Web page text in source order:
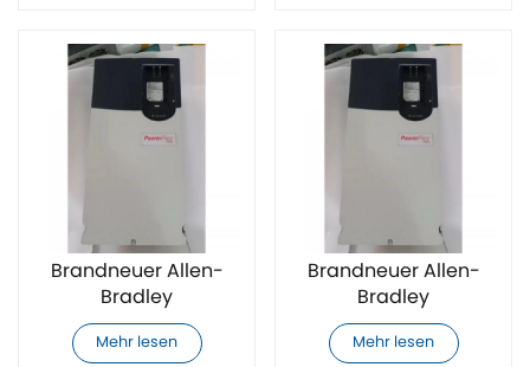
Brandneuer Allen-
Bradley
20F1ANF023JA0NNNNN
AC-Antrieb
Mehr lesen
Brandneuer Allen-
Bradley
20F1ANF023JN0NNNNN
AC-Antrieb
Mehr lesen